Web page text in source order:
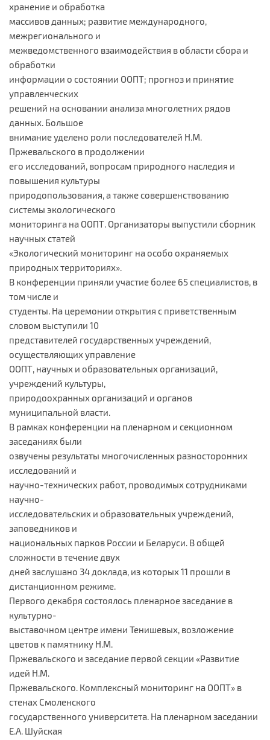
хранение и обработка
массивов данных; развитие международного,
межрегионального и
межведомственного взаимодействия в области сбора и
обработки
информации о состоянии ООПТ; прогноз и принятие
управленческих
решений на основании анализа многолетних рядов
данных. Большое
внимание уделено роли последователей Н.М.
Пржевальского в продолжении
его исследований, вопросам природного наследия и
повышения культуры
природопользования, а также совершенствованию
системы экологического
мониторинга на ООПТ. Организаторы выпустили сборник
научных статей
«Экологический мониторинг на особо охраняемых
природных территориях».
В конференции приняли участие более 65 специалистов, в
том числе и
студенты. На церемонии открытия с приветственным
словом выступили 10
представителей государственных учреждений,
осуществляющих управление
ООПТ, научных и образовательных организаций,
учреждений культуры,
природоохранных организаций и органов
муниципальной власти.
В рамках конференции на пленарном и секционном
заседаниях были
озвучены результаты многочисленных разносторонних
исследований и
научно-технических работ, проводимых сотрудниками
научно-
исследовательских и образовательных учреждений,
заповедников и
национальных парков России и Беларуси. В общей
сложности в течение двух
дней заслушано 34 доклада, из которых 11 прошли в
дистанционном режиме.
Первого декабря состоялось пленарное заседание в
культурно-
выставочном центре имени Тенишевых, возложение
цветов к памятнику Н.М.
Пржевальского и заседание первой секции «Развитие
идей Н.М.
Пржевальского. Комплексный мониторинг на ООПТ» в
стенах Смоленского
государственного университета. На пленарном заседании
Е.А. Шуйская